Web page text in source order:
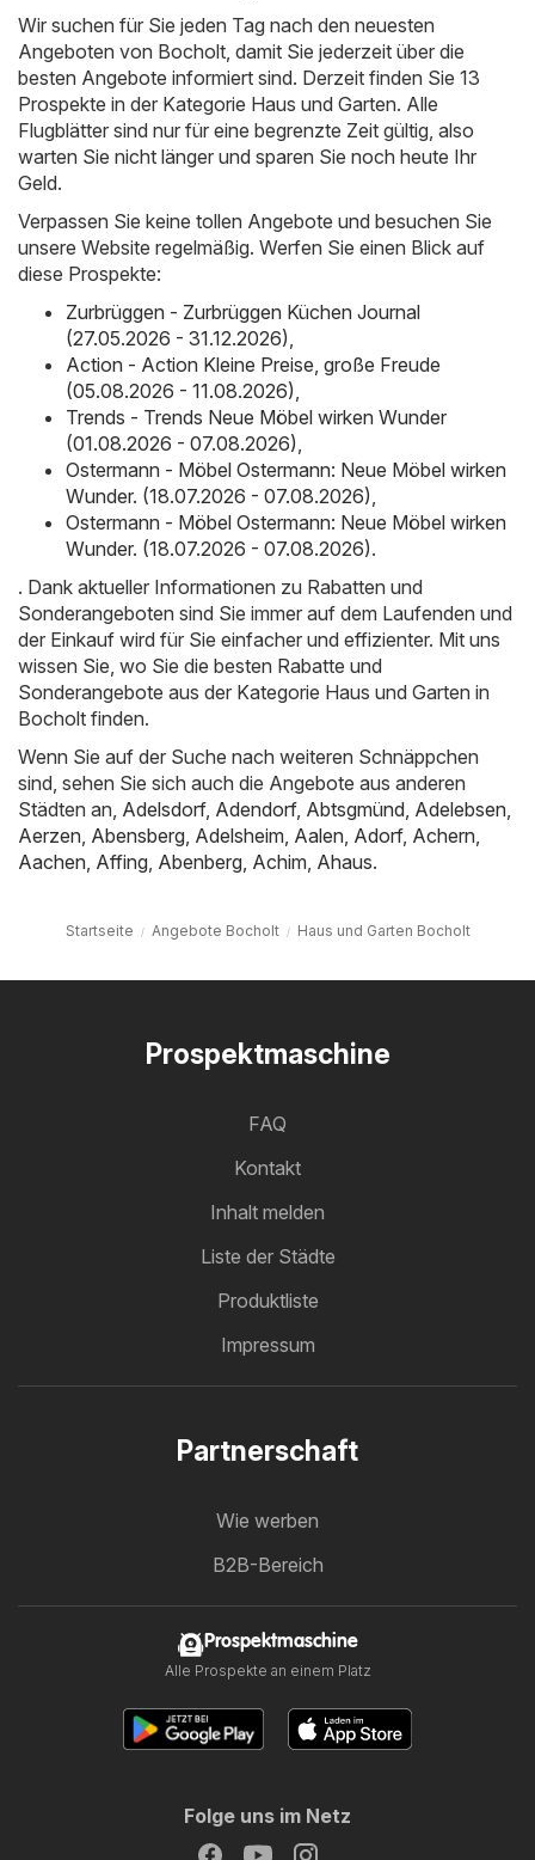
Wir suchen für Sie jeden Tag nach den neuesten
Angeboten von Bocholt, damit Sie jederzeit über die
besten Angebote informiert sind. Derzeit finden Sie 13
Prospekte in der Kategorie Haus und Garten. Alle
Flugblätter sind nur für eine begrenzte Zeit gültig, also
warten Sie nicht länger und sparen Sie noch heute Ihr
Geld.
Verpassen Sie keine tollen Angebote und besuchen Sie
unsere Website regelmäßig. Werfen Sie einen Blick auf
diese Prospekte:
Zurbrüggen - Zurbrüggen Küchen Journal
(27.05.2026 - 31.12.2026)
Action - Action Kleine Preise, große Freude
(05.08.2026 - 11.08.2026)
Trends - Trends Neue Möbel wirken Wunder
(01.08.2026 - 07.08.2026)
Ostermann - Möbel Ostermann: Neue Möbel wirken
Wunder. (18.07.2026 - 07.08.2026)
Ostermann - Möbel Ostermann: Neue Möbel wirken
Wunder. (18.07.2026 - 07.08.2026).
. Dank aktueller Informationen zu Rabatten und
Sonderangeboten sind Sie immer auf dem Laufenden und
der Einkauf wird für Sie einfacher und effizienter. Mit uns
wissen Sie, wo Sie die besten Rabatte und
Sonderangebote aus der Kategorie Haus und Garten in
Bocholt finden.
Wenn Sie auf der Suche nach weiteren Schnäppchen
sind, sehen Sie sich auch die Angebote aus anderen
Städten an, Adelsdorf, Adendorf, Abtsgmünd Adelebsen
Aerzen Abensberg Adelsheim Aalen Adorf, Achern
Aachen Affing Abenberg Achim Ahaus.
Startseite Angebote Bocholt Haus und Garten Bocholt
Prospektmaschine
FAQ
Kontakt
Inhalt melden
Liste der Städte
Produktliste
Impressum
Partnerschaft
Wie werben
B2B-Bereich
Prospektmaschine
Alle Prospekte an einem Platz
Folge uns im Netz